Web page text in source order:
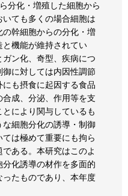
分化・増殖した細胞から
ても多くの場合細胞は
幹細胞からの分化・増
機能が維持されてい
ン化、奇型、疾病につ
に対しては内因性調節
も摂食に起因する食品
成、分泌、作用等を支
により関与しているも
細胞分化の誘導・制御
は極めて重要にも拘ら
ある。本研究はこのよ
化誘導の材作を多面的
たものであり、本年度